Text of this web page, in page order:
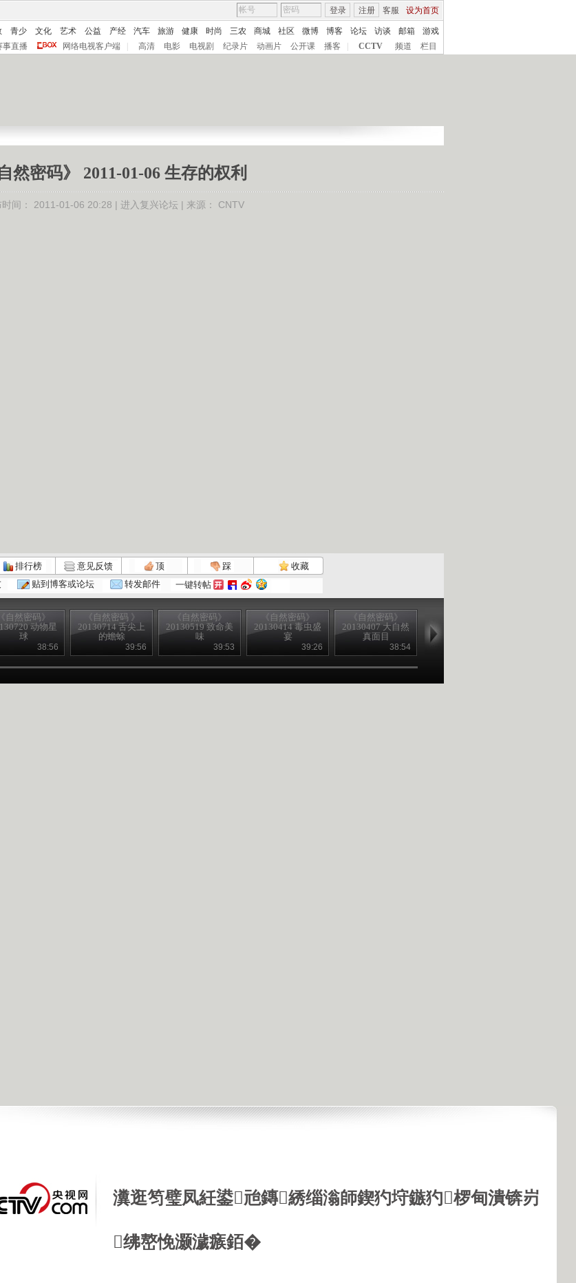
客服 设为首页
登录 注册
青少 文化 艺术 公益 产经 汽车 旅游 健康 时尚 三农 商城 社区 微博 博客 论坛 访谈 邮箱
游戏
事直播 网络电视客户端 高清 电影 电视剧 纪录片 动画片 公开课 播客 CCTV 频道 栏目
瀵逛笉璧凤紝鍙兘鏄綉缁滃師鍥犳垨鏃犳椤甸潰锛岃
绋嶅悗灏濊瘯銆�
自然密码》 2011-01-06 生存的权利
间： 2011-01-06 20:28 | 进入复兴论坛 | 来源： CNTV
排行榜 意见反馈 顶 踩
收藏
贴到博客或论坛 转发邮件 一键转帖
《自然密码》
动物星
球
38:56
《自然密码 》
20130714 舌尖上
的蟾蜍
39:56
《自然密码》
20130519 致命美
味
39:53
《自然密码》
20130414 毒虫盛
宴
39:26
《自然密码》
20130407 大自然
真面目
38:54
20130331 大自然